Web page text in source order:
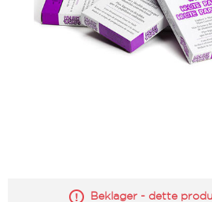
Beklager - dette